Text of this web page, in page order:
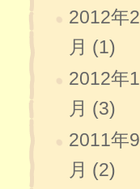
2012年2
月 (1)
2012年1
月 (3)
2011年9
月 (2)